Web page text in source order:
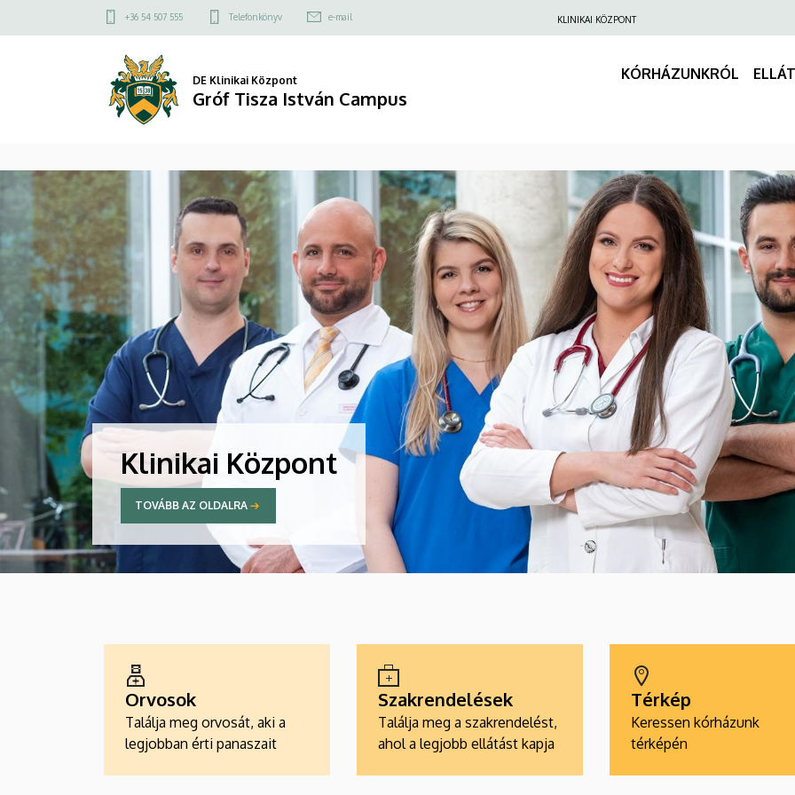
Felső
menü
+36 54 507 555 Telefonkönyv e-mail KLINIKAI KÖZPONT
DE Klinikai Központ
Gróf Tisza István Campus
KÓRHÁZUNKRÓL
Klinikai Központ
TOVÁBB AZ OLDALRA
Orvosok
Találja meg orvosát, aki a
legjobban érti panaszait
Szakrendelések
Találja meg a szakrendelést,
ahol a legjobb ellátást kapja
Térkép
Keressen kórházunk
térképén